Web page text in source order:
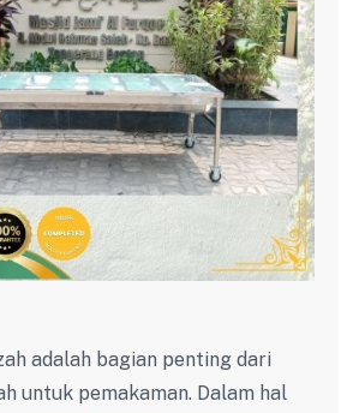
adalah bagian penting dari
untuk pemakaman. Dalam hal